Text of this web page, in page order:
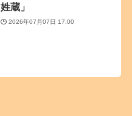
姓蔵」
2026年07月07日 17:00